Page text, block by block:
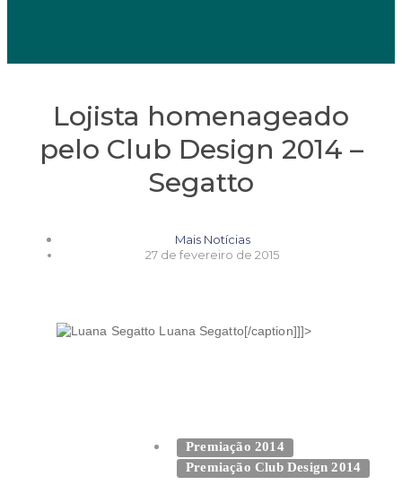
Lojista homenageado
pelo Club Design 2014 –
Segatto
Mais Notícias
27 de fevereiro de 2015
Luana Segatto[/caption]]]>
Premiação 2014
Premiação Club Design 2014